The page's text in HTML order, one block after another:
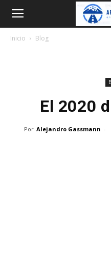
Argentina
Inicio Blog
El 2020
Por Alejandro Gassmann -